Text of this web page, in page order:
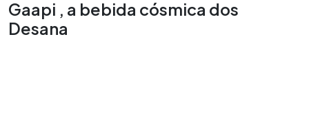
Gaapi , a bebida cósmica dos
Desana